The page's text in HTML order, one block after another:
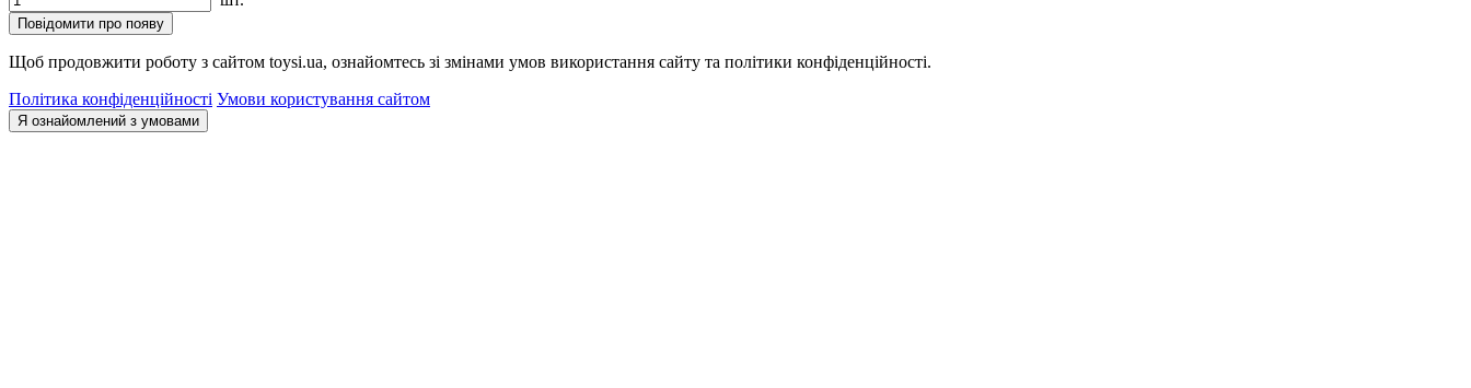
Повідомити про появу
Щоб продовжити роботу з сайтом toysi.ua, ознайомтесь зі змінами умов використання сайту та політики конфіденційності.
Політика конфіденційності Умови користування сайтом
Я ознайомлений з умовами